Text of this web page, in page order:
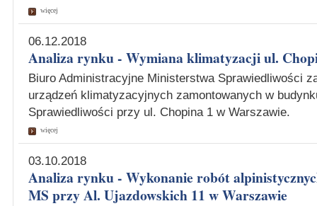
więcej
06.12.2018
Analiza rynku - Wymiana klimatyzacji ul.
Biuro Administracyjne Ministerstwa Sprawiedliwości
urządzeń klimatyzacyjnych zamontowanych w
Sprawiedliwości przy ul. Chopina 1 w Warszawie.
więcej
03.10.2018
Analiza rynku - Wykonanie robót
MS przy Al. Ujazdowskich 11 w Warszawie